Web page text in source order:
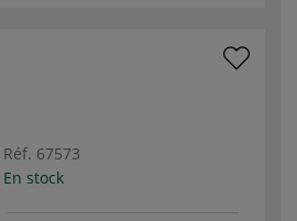
Réf. 67573
En stock